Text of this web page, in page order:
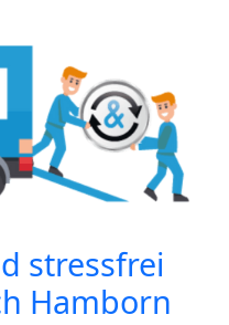
stressfrei
Hamborn